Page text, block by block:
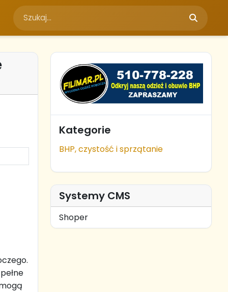
Kategorie
BHP, czystość i sprzątanie
Systemy CMS
Shoper